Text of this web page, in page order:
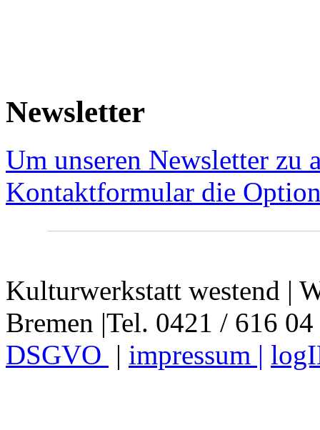
Newsletter
Um unseren Newsletter zu
Kontaktformular die
Kulturwerkstatt westend |
Bremen |Tel. 0421 / 616
DSGVO | impressum |